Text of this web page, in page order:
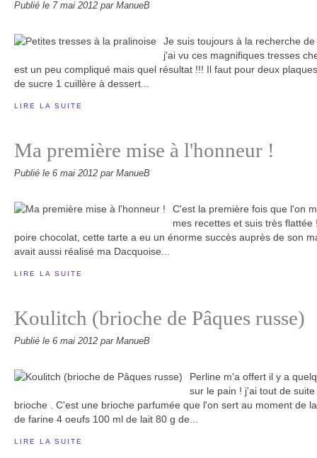
Publié le 7 mai 2012 par ManueB
Je suis toujours à la recherche
j'ai vu ces magnifiques tresses
est un peu compliqué mais quel résultat !!! Il faut pour deux
de sucre 1 cuillère à dessert...
LIRE LA SUITE
Ma première mise à l'honneur !
Publié le 6 mai 2012 par ManueB
C'est la première fois que l'on
mes recettes et suis très
poire chocolat, cette tarte a eu un énorme succès auprès de son
avait aussi réalisé ma Dacquoise...
LIRE LA SUITE
Koulitch (brioche de Pâques russe)
Publié le 6 mai 2012 par ManueB
Perline m'a offert il y a
sur le pain ! j'ai tout de
brioche . C'est une brioche parfumée que l'on sert au moment de
de farine 4 oeufs 100 ml de lait 80 g de...
LIRE LA SUITE